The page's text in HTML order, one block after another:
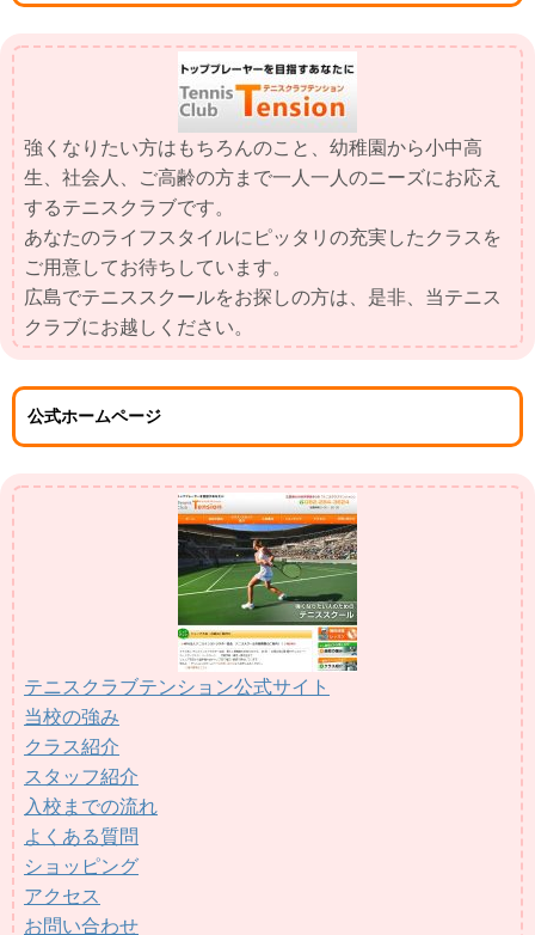
強くなりたい方はもちろんのこと、幼稚園から小中高
生、社会人、ご高齢の方まで一人一人のニーズにお応え
するテニスクラブです。
あなたのライフスタイルにピッタリの充実したクラスを
ご用意してお待ちしています。
広島でテニススクールをお探しの方は、是非、当テニス
クラブにお越しください。
公式ホームページ
テニスクラブテンション公式サイト
当校の強み
クラス紹介
スタッフ紹介
入校までの流れ
よくある質問
ショッピング
アクセス
お問い合わせ